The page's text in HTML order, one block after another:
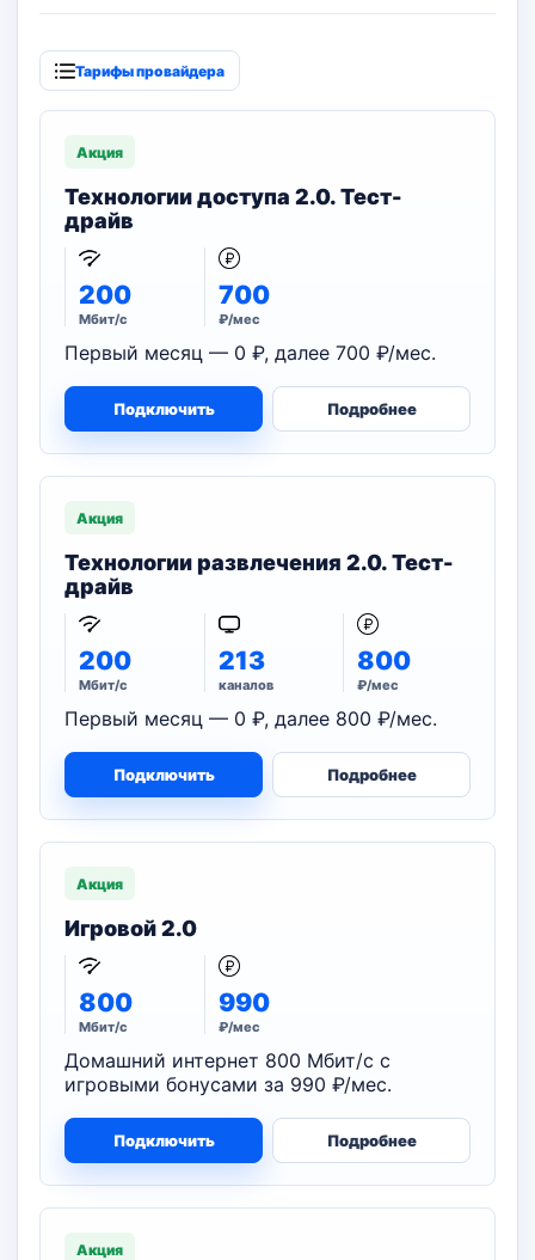
Тарифы провайдера
Акция
Технологии доступа 2.0. Тест-
драйв
200
Мбит/с
700
₽/мес
Первый месяц — 0 ₽, далее 700 ₽/мес.
Подключить Подробнее
Акция
Технологии развлечения 2.0. Тест-
драйв
200
Мбит/с
213
каналов
800
₽/мес
Первый месяц — 0 ₽, далее 800 ₽/мес.
Подключить Подробнее
Акция
Игровой 2.0
800
Мбит/с
990
₽/мес
Домашний интернет 800 Мбит/с с
игровыми бонусами за 990 ₽/мес.
Подключить Подробнее
Акция